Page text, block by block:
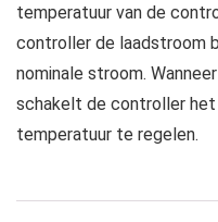
temperatuur van de
controller de laadstroom
nominale stroom.
schakelt de controller
temperatuur te regelen.